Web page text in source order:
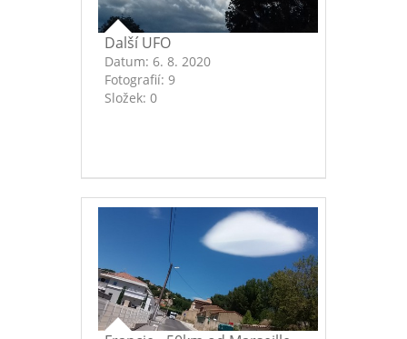
Další UFO
Datum: 6. 8. 2020
Fotografií: 9
Složek: 0